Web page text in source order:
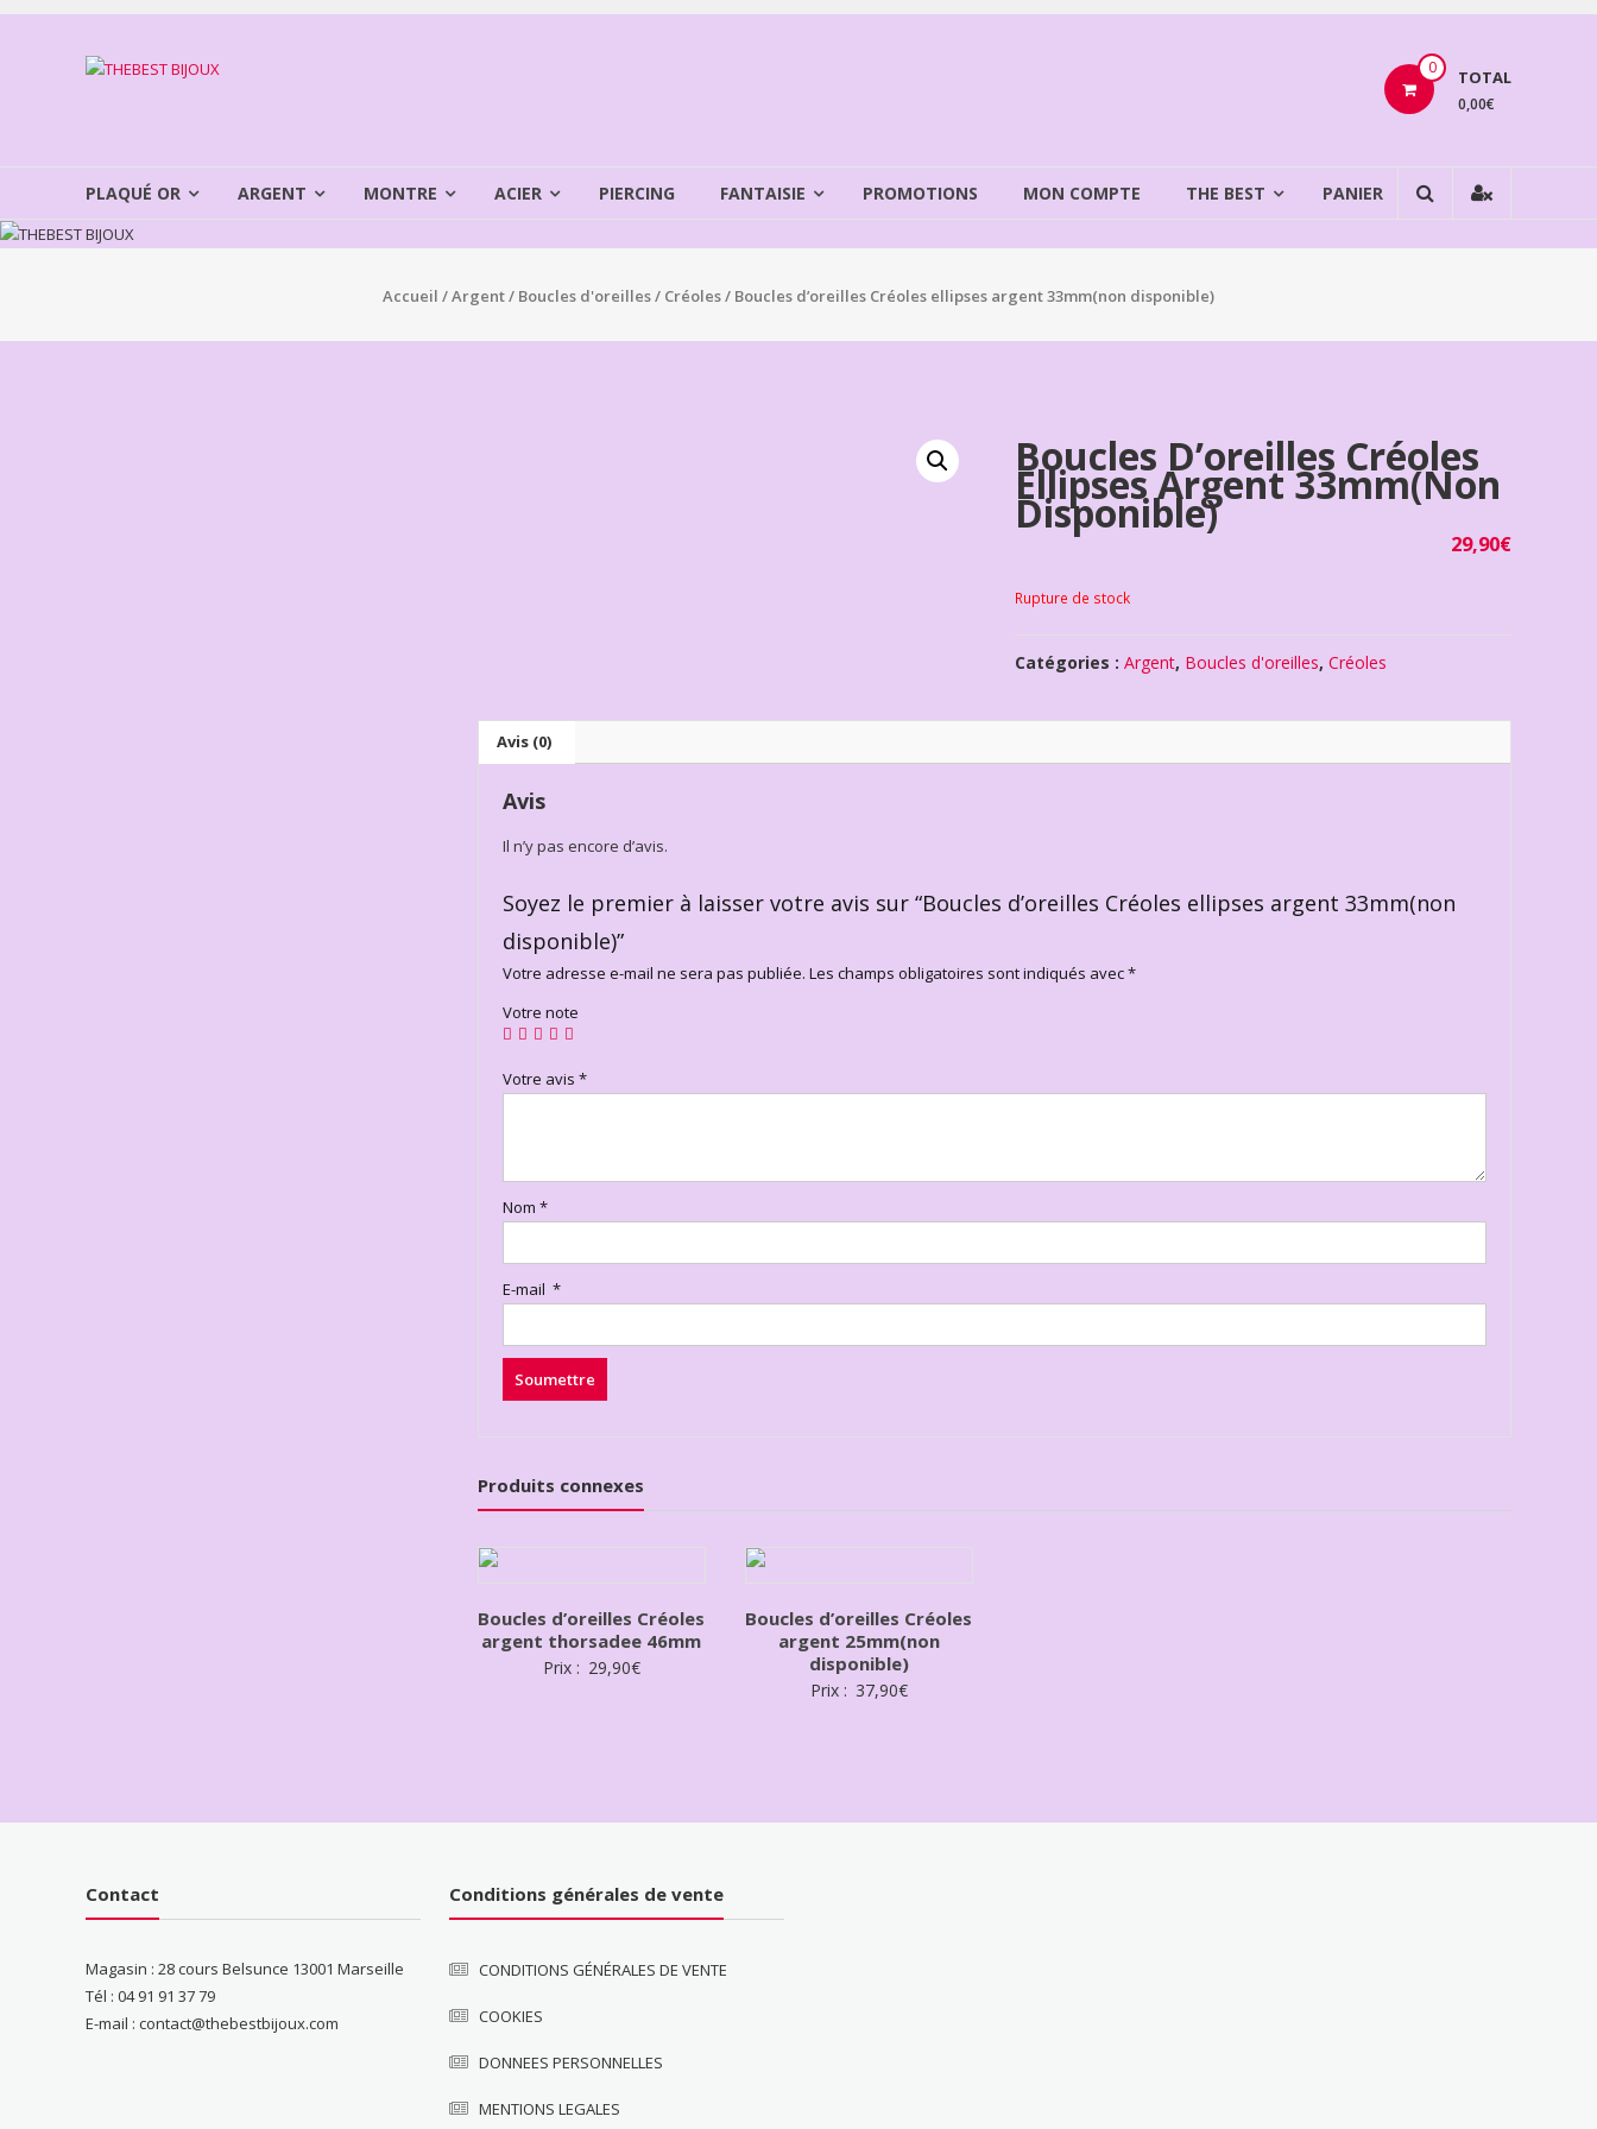
Aller
THEBEST
BIJOUX
0 TOTAL
0,00€
PLAQUÉ OR ARGENT MONTRE ACIER PIERCING FANTAISIE PROMOTIONS MON COMPTE THE BEST PANIER
Accueil /Argent/ Boucles d'oreilles/ Créoles/ Boucles d’oreilles Créoles ellipses argent 33mm(non disponible)
Boucles D’oreilles Créoles
Ellipses Argent 33mm(non
Disponible)
29,90€
Rupture de stock
Catégories :Argent, Boucles d'oreilles,Créoles
Avis (0)
Avis
Il n’y pas encore d’avis.
Soyez le premier à laisser votre avis sur “Boucles d’oreilles Créoles ellipses argent 33mm(non
disponible)”
Votre adresse e-mail ne sera pas publiée. Les champs obligatoires sont indiqués avec*
Votre note
Votre avis *
Nom *
E-mail *
Produits connexes
Boucles d’oreilles Créoles
argent thorsadee 46mm
Prix : 29,90€
Boucles d’oreilles Créoles
argent 25mm(non
disponible)
Prix : 37,90€
Contact
Magasin : 28 cours Belsunce 13001 Marseille
Tél : 04 91 91 37 79
E-mail : contact@thebestbijoux.com
Conditions générales de vente
CONDITIONS GÉNÉRALES DE VENTE
COOKIES
DONNEES PERSONNELLES
MENTIONS LEGALES